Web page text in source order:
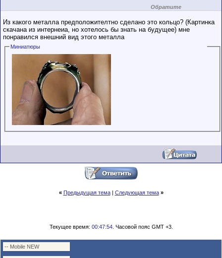
Обратите
внимание на
маленький стаж
пользователя на
этом форуме.
Из какого металла предположителтно сделано это кольцо? (Картинка
скачана из интернеиа, но хотелось бы знать на будущее) мне
понравился внешний вид этого металла
Миниатюры
« Предыдущая тема| Следующая тема »
Текущее время: 00:47:54. Часовой пояс GMT +3.